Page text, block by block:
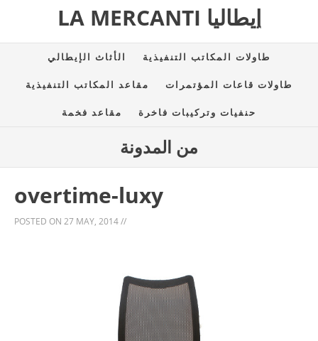
LA MERCANTI إيطاليا
الأثاث الإيطالي طاولات المكاتب التنفيذية
مقاعد المكاتب التنفيذية طاولات قاعات المؤتمرات
مقاعد فخمة حنفيات وتركيبات فاخرة
من المدونة
overtime-luxy
POSTED ON 27 MAY, 2014//